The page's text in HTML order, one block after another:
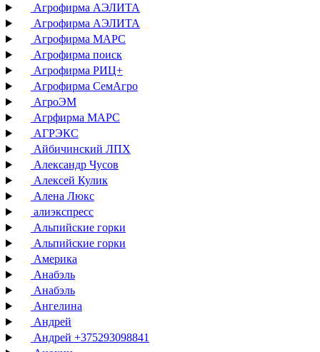
Агрофирма АЭЛИТА
Агрофирма АЭЛИТА
Агрофирма МАРС
Агрофирма поиск
Агрофирма РИЦ+
Агрофирма СемАгро
АгроЭМ
Агрфирма МАРС
АГРЭКС
Айбичинский ЛПХ
Александр Чусов
Алексей Кулик
Алена Люкс
алиэкспресс
Альпийские горки
Альпийские горки
Америка
Анабэль
Анабэль
Ангелина
Андрей
Андрей +375293098841